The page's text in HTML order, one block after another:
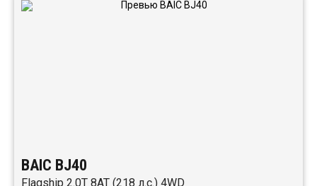
BAIC BJ40
Flagship 2.0T 8AT (218 л.с.) 4WD